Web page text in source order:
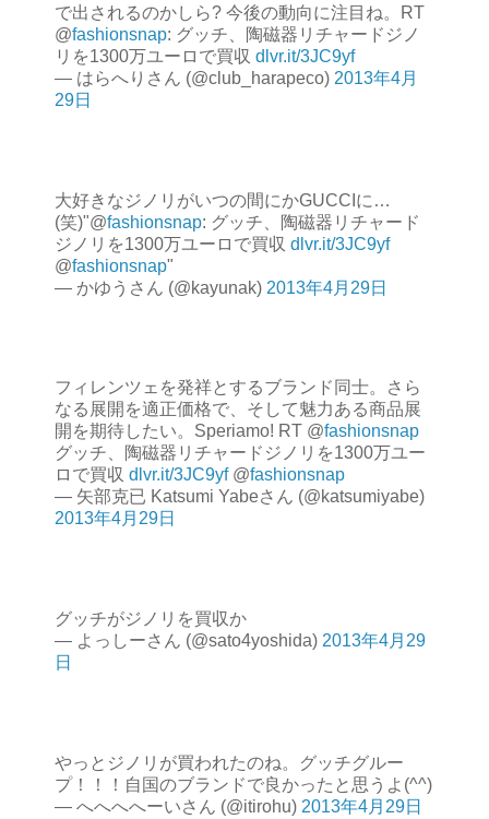
で出されるのかしら? 今後の動向に注目ね。RT
@fashionsnap: グッチ、陶磁器リチャードジノ
リを1300万ユーロで買収 dlvr.it/3JC9yf
— はらへりさん (@club_harapeco) 2013年4月
29日
大好きなジノリがいつの間にかGUCCIに…
(笑)"@fashionsnap: グッチ、陶磁器リチャード
ジノリを1300万ユーロで買収 dlvr.it/3JC9yf
@fashionsnap"
— かゆうさん (@kayunak) 2013年4月29日
フィレンツェを発祥とするブランド同士。さら
なる展開を適正価格で、そして魅力ある商品展
開を期待したい。Speriamo! RT @fashionsnap
グッチ、陶磁器リチャードジノリを1300万ユー
ロで買収 dlvr.it/3JC9yf@fashionsnap
— 矢部克已 Katsumi Yabeさん (@katsumiyabe)
2013年4月29日
グッチがジノリを買収か
— よっしーさん (@sato4yoshida) 2013年4月29
日
やっとジノリが買われたのね。グッチグルー
プ！！！自国のブランドで良かったと思うよ(^^)
— へへへへーいさん (@itirohu) 2013年4月29日